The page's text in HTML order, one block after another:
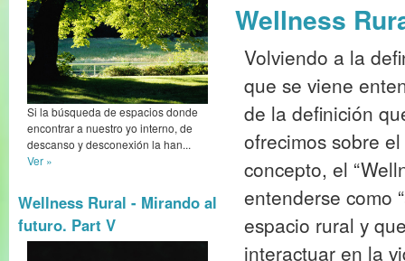
Si la búsqueda de espacios donde
encontrar a nuestro yo interno, de
descanso y desconexión la han...
Ver »
Wellness Rural - Mirando al
futuro. Part V
Wellness
Volviendo a la
que se viene
de la definición
ofrecimos sobre
concepto, el
entenderse como
espacio rural y
interactuar en la